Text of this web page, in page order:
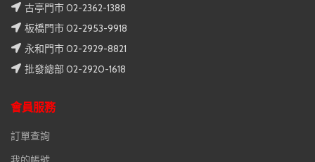
古亭門市 02-2362-1388
板橋門市 02-2953-9918
永和門市 02-2929-8821
批發總部 02-2920-1618
會員服務
訂單查詢